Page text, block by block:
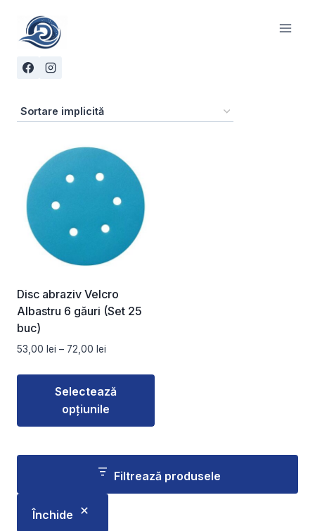
content
Disc abraziv Velcro
Albastru 6 găuri (Set 25
buc)
53,00 lei – 72,00 lei
prețuri:
53,00 lei
până
Selectează
opțiunile
produs
multe
variații.
Filtrează produsele
Închide